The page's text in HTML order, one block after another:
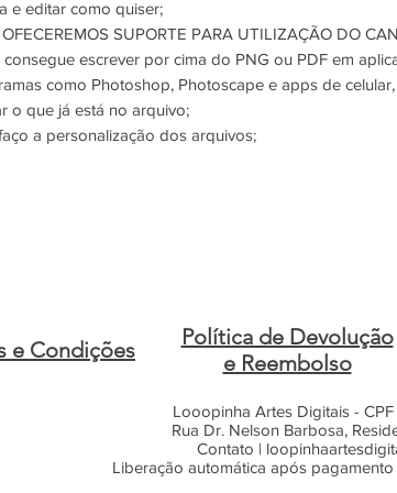
e editar como quiser;
SUPORTE PARA UTILIZAÇÃO DO
consegue escrever por cima do PNG ou PDF em
como Photoshop, Photoscape e apps de
o que já está no arquivo;
a personalização dos arquivos;
e Condições
Política de Devolução
e Reembolso
Looopinha Artes Digitais -
Rua Dr. Nelson Barbosa,
Contato |
Liberação automática após